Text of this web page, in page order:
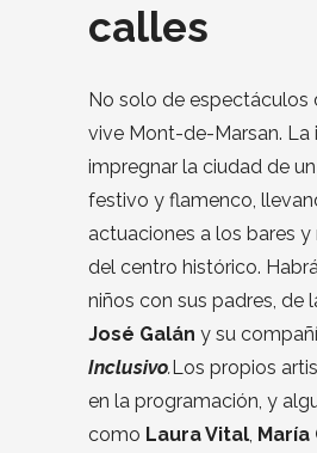
calles
No solo de espectáculos
vive Mont-de-Marsan. La
impregnar la ciudad de
festivo y flamenco,
actuaciones a los bares y
del centro histórico.
niños con sus padres, de
José Galán y su
Inclusivo. Los propios
en la programación, y
como Laura Vital,